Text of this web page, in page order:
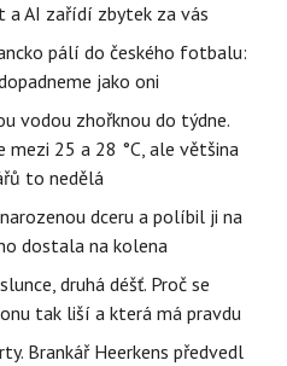
a AI zařídí zbytek za vás
pálí do českého fotbalu:
jako oni
vodou zhořknou do týdne.
25 a 28 °C, ale většina
to nedělá
dceru a políbil ji na
dostala na kolena
druhá déšť. Proč se
tak liší a která má pravdu
Brankář Heerkens předvedl